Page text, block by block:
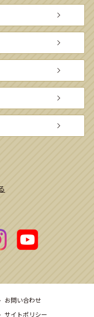
お問い合わせ
サイトポリシー